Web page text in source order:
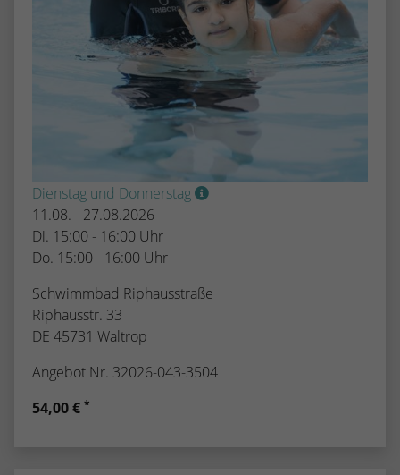
Dienstag und Donnerstag
11.08. - 27.08.2026
Di. 15:00 - 16:00 Uhr
Do. 15:00 - 16:00 Uhr
Schwimmbad Riphausstraße
Riphausstr. 33
DE 45731 Waltrop
Angebot Nr. 32026-043-3504
54,00 € *